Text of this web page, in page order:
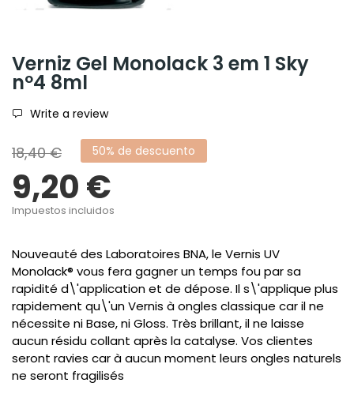
Verniz Gel Monolack 3 em 1 Sky
nº4 8ml
Write a review
18,40 € 50% de descuento
9,20 €
Impuestos incluidos
Nouveauté des Laboratoires BNA, le Vernis UV
Monolack® vous fera gagner un temps fou par sa
rapidité d\'application et de dépose. Il s\'applique plus
rapidement qu\'un Vernis à ongles classique car il ne
nécessite ni Base, ni Gloss. Très brillant, il ne laisse
aucun résidu collant après la catalyse. Vos clientes
seront ravies car à aucun moment leurs ongles naturels
ne seront fragilisés